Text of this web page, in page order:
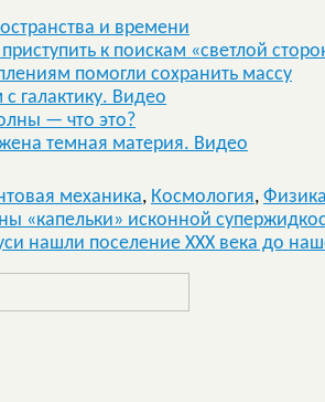
и времени
к поискам «светлой
помогли сохранить массу
галактику. Видео
— что это?
темная материя. Видео
механика, Космология, Физика
«капельки» исконной
нашли поселение XXX века до